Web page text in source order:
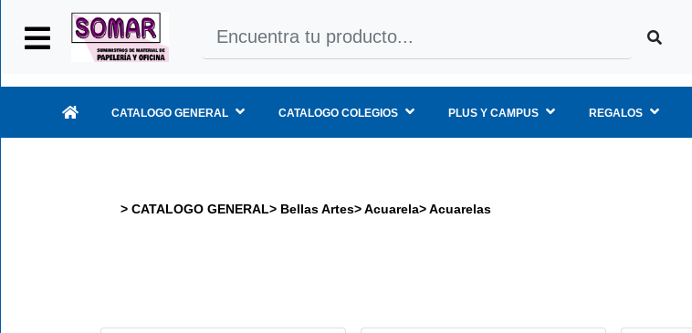
CATALOGO GENERAL CATALOGO COLEGIOS PLUS Y CAMPUS REGALOS
> CATALOGO GENERAL> Bellas Artes>Acuarela>Acuarelas
Iniciar